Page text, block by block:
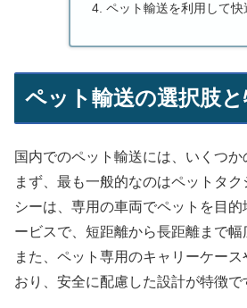
ペット輸送を利用して快
ペット輸送の選択肢
国内でのペット輸送には、いくつか
まず、最も一般的なのはペットタ
シーは、専用の車両でペットを目
ービスで、短距離から長距離まで幅
また、ペット専用のキャリーケー
おり、安全に配慮した設計が特徴で